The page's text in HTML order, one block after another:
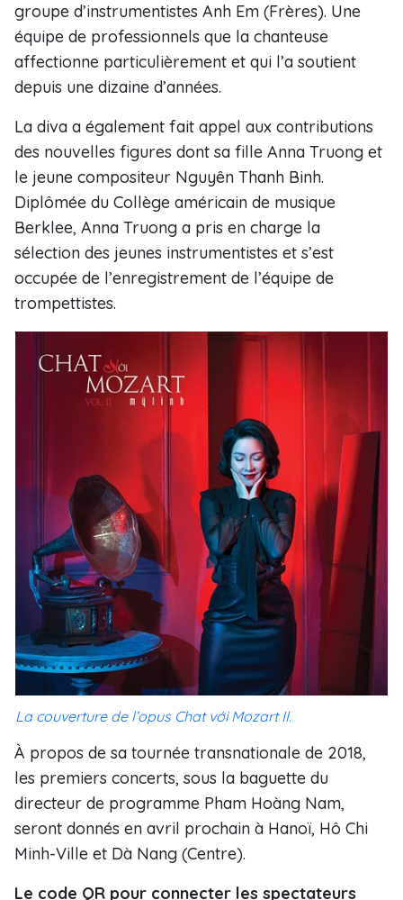
groupe d’instrumentistes Anh Em (Frères). Une
équipe de professionnels que la chanteuse
affectionne particulièrement et qui l’a soutient
depuis une dizaine d’années.
La diva a également fait appel aux contributions
des nouvelles figures dont sa fille Anna Truong et
le jeune compositeur Nguyên Thanh Binh.
Diplômée du Collège américain de musique
Berklee, Anna Truong a pris en charge la
sélection des jeunes instrumentistes et s’est
occupée de l’enregistrement de l’équipe de
trompettistes.
La couverture de l’opus Chat với Mozart II.
À propos de sa tournée transnationale de 2018,
les premiers concerts, sous la baguette du
directeur de programme Pham Hoàng Nam,
seront donnés en avril prochain à Hanoï, Hô Chi
Minh-Ville et Dà Nang (Centre).
Le code QR pour connecter les spectateurs